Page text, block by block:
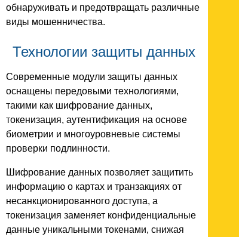
обнаруживать и предотвращать различные
виды мошенничества.
Технологии защиты данных
Современные модули защиты данных
оснащены передовыми технологиями,
такими как шифрование данных,
токенизация, аутентификация на основе
биометрии и многоуровневые системы
проверки подлинности.
Шифрование данных позволяет защитить
информацию о картах и транзакциях от
несанкционированного доступа, а
токенизация заменяет конфиденциальные
данные уникальными токенами, снижая